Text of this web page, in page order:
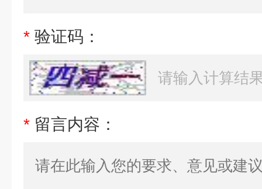
* 验证码：
* 留言内容：